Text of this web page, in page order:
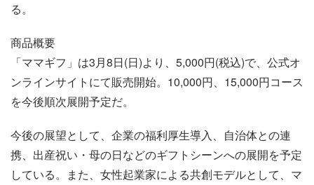
る。
商品概要
「ママギフ」は3月8日(日)より、5,000円(税込)で、公式オ
ンラインサイトにて販売開始。10,000円、15,000円コース
を今後順次展開予定だ。
今後の展望として、企業の福利厚生導入、自治体との連
携、出産祝い・母の日などのギフトシーンへの展開を予定
している。また、女性起業家による共創モデルとして、マ